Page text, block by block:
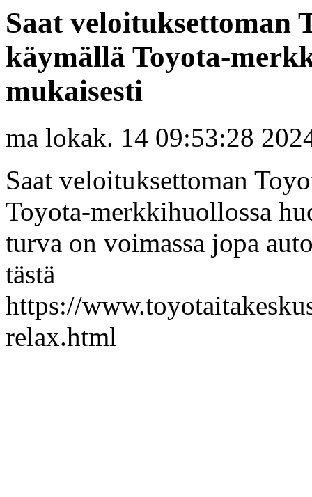
Saat veloituksettoman
käymällä Toyota-
mukaisesti
ma lokak. 14 09:53:28
Saat veloituksettoman
Toyota-merkkihuollossa
turva on voimassa jopa
tästä
https://
relax.html